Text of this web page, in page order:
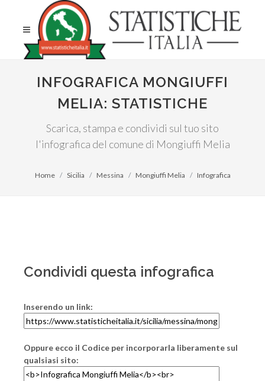
INFOGRAFICA MONGIUFFI
MELIA: STATISTICHE
Scarica, stampa e condividi sul tuo sito
l'infografica del comune di Mongiuffi Melia
Home Sicilia Messina Mongiuffi Melia Infografica
Condividi questa infografica
Inserendo un link:
Oppure ecco il Codice per incorporarla liberamente sul
qualsiasi sito: